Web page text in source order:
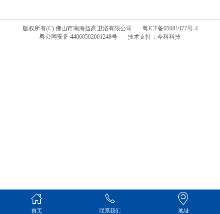
版权所有(C) 佛山市南海益高卫浴有限公司
粤ICP备05081077号-4
粤公网安备 44060502001248号
技术支持：今科科技
首页 联系我们 地址